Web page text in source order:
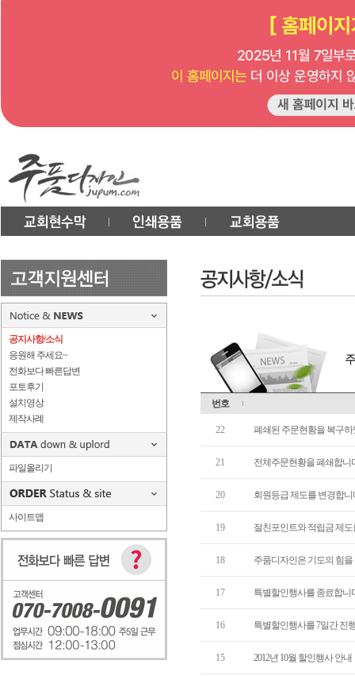
공지사항/소식
응원해 주세요~
전화보다 빠른답변
포토후기
설치영상
제작사례
파일올리기
사이트맵
번호
22 폐쇄된 주문현황을 복구
21 전체주문현황을 폐쇄합니
20 회원등급 제도를 변경합니
19 절친포인트와 적립금 제
18 주품디자인은 기도의 힘을
17 특별할인행사를 종료합니
16 특별할인행사를 7일간 진
15 2012년 10월 할인행사 안내